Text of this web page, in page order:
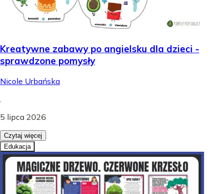
Kreatywne zabawy po angielsku dla dzieci -
sprawdzone pomysły
Nicole Urbańska
5 lipca 2026
Czytaj więcej
Edukacja